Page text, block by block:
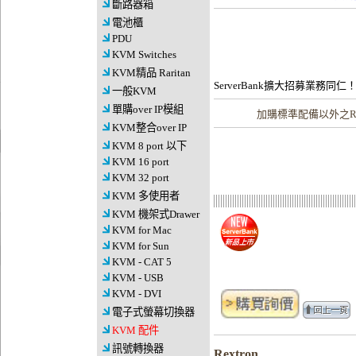
斷路器箱
電池櫃
PDU
KVM Switches
KVM精品 Raritan
一般KVM
單購over IP模組
KVM整合over IP
KVM 8 port 以下
KVM 16 port
KVM 32 port
KVM 多使用者
KVM 機架式Drawer
KVM for Mac
KVM for Sun
KVM - CAT 5
KVM - USB
KVM - DVI
電子式螢幕切換器
KVM 配件
訊號轉換器
ServerBank擴大招募業務同仁！
加購標準配備以外之